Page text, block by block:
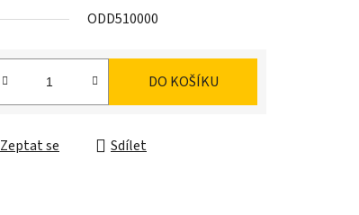
ODD510000
DO KOŠÍKU
Zeptat se Sdílet